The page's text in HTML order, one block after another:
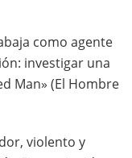
como agente
investigar una
Man» (El Hombre
violento y